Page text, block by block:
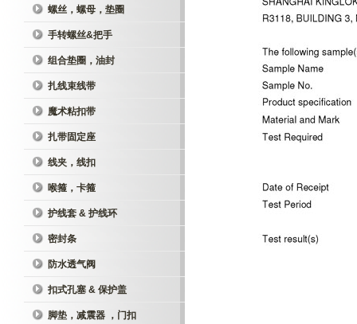
螺丝，螺母，垫圈
手转螺丝&把手
组合垫圈，油封
扎线束线带
魔术粘扣带
扎带固定座
线夹，线扣
喉箍，卡箍
护线套 & 护线环
密封条
防水透气阀
扣式孔塞 & 保护盖
脚垫，减震器 ，门扣